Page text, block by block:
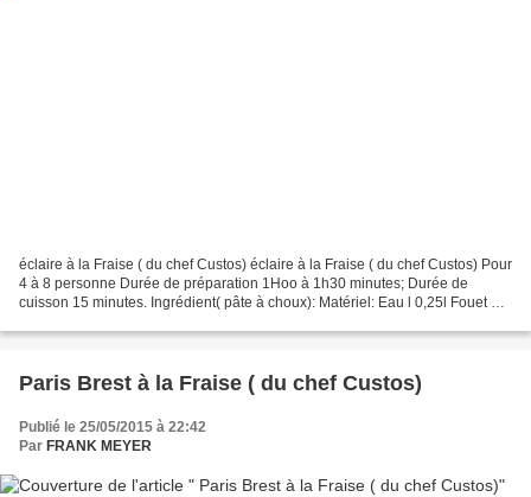
éclaire à la Fraise ( du chef Custos) éclaire à la Fraise ( du chef Custos) Pour
4 à 8 personne Durée de préparation 1Hoo à 1h30 minutes; Durée de
cuisson 15 minutes. Ingrédient( pâte à choux): Matériel: Eau l 0,25l Fouet ou
Paris Brest à la Fraise ( du chef Custos)
Publié le 25/05/2015 à 22:42
Par FRANK MEYER